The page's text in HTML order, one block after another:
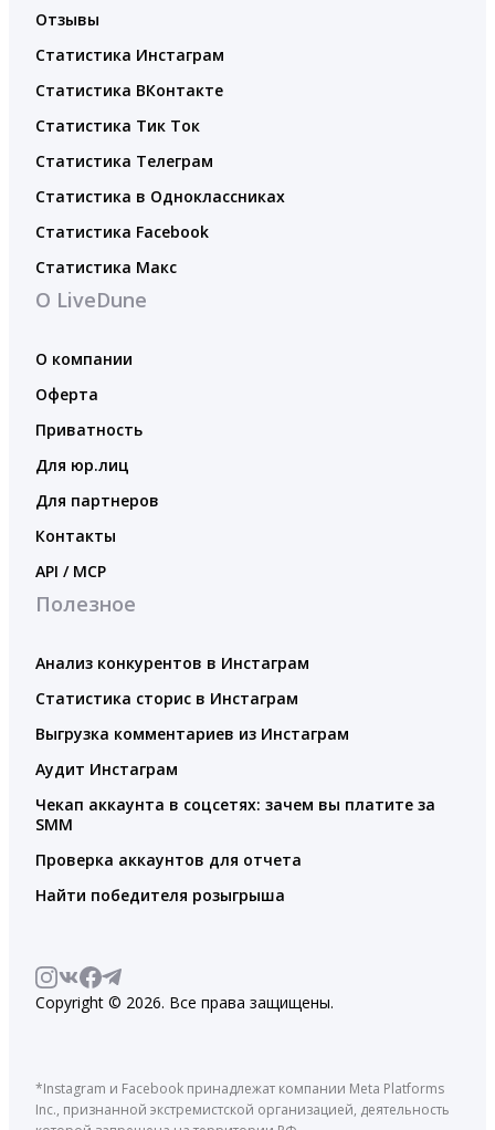
Отзывы
Статистика Инстаграм
Статистика ВКонтакте
Статистика Тик Ток
Статистика Телеграм
Статистика в Одноклассниках
Статистика Facebook
Статистика Макс
О LiveDune
О компании
Оферта
Приватность
Для юр.лиц
Для партнеров
Контакты
API / MCP
Полезное
Анализ конкурентов в Инстаграм
Статистика сторис в Инстаграм
Выгрузка комментариев из Инстаграм
Аудит Инстаграм
Чекап аккаунта в соцсетях: зачем вы платите за
SMM
Проверка аккаунтов для отчета
Найти победителя розыгрыша
Copyright © 2026. Все права защищены.
*Instagram и Facebook принадлежат компании Meta Platforms
Inc., признанной экстремистской организацией, деятельность